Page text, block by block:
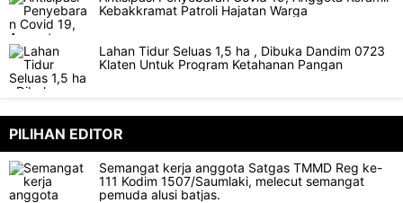
Kebakkramat Patroli Hajatan Warga
Lahan Tidur Seluas 1,5 ha , Dibuka Dandim 0723
Klaten Untuk Program Ketahanan Pangan
PILIHAN EDITOR
Semangat kerja anggota Satgas TMMD Reg ke-
111 Kodim 1507/Saumlaki, melecut semangat
pemuda alusi batjas.